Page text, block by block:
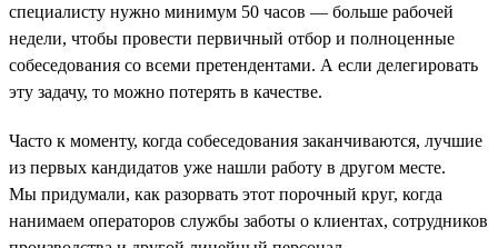
специалисту нужно минимум 50 часов — больше рабочей
недели, чтобы провести первичный отбор и полноценные
собеседования со всеми претендентами. А если делегировать
эту задачу, то можно потерять в качестве.
Часто к моменту, когда собеседования заканчиваются, лучшие
из первых кандидатов уже нашли работу в другом месте.
Мы придумали, как разорвать этот порочный круг, когда
нанимаем операторов службы заботы о клиентах, сотрудников